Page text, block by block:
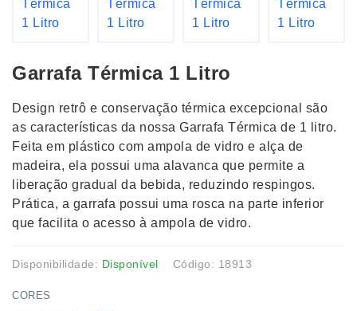
Garrafa Térmica 1 Litro
Design retrô e conservação térmica excepcional são
as características da nossa Garrafa Térmica de 1 litro.
Feita em plástico com ampola de vidro e alça de
madeira, ela possui uma alavanca que permite a
liberação gradual da bebida, reduzindo respingos.
Prática, a garrafa possui uma rosca na parte inferior
que facilita o acesso à ampola de vidro.
Disponibilidade: Disponível Código: 18913
CORES